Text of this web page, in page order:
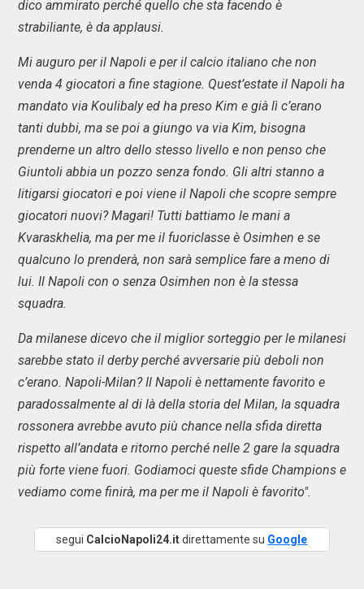
dico ammirato perché quello che sta facendo è
strabiliante, è da applausi.
Mi auguro per il Napoli e per il calcio italiano che non
venda 4 giocatori a fine stagione. Quest’estate il Napoli ha
mandato via Koulibaly ed ha preso Kim e già lì c’erano
tanti dubbi, ma se poi a giungo va via Kim, bisogna
prenderne un altro dello stesso livello e non penso che
Giuntoli abbia un pozzo senza fondo. Gli altri stanno a
litigarsi giocatori e poi viene il Napoli che scopre sempre
giocatori nuovi? Magari! Tutti battiamo le mani a
Kvaraskhelia, ma per me il fuoriclasse è Osimhen e se
qualcuno lo prenderà, non sarà semplice fare a meno di
lui. Il Napoli con o senza Osimhen non è la stessa
squadra.
Da milanese dicevo che il miglior sorteggio per le milanesi
sarebbe stato il derby perché avversarie più deboli non
c’erano. Napoli-Milan? Il Napoli è nettamente favorito e
paradossalmente al di là della storia del Milan, la squadra
rossonera avrebbe avuto più chance nella sfida diretta
rispetto all’andata e ritorno perché nelle 2 gare la squadra
più forte viene fuori. Godiamoci queste sfide Champions e
vediamo come finirà, ma per me il Napoli è favorito".
segui CalcioNapoli24.itdirettamente su Google